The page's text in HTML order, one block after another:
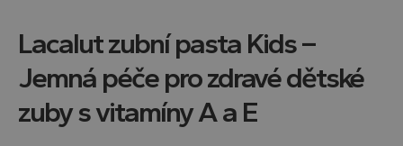
Lacalut zubní pasta Kids –
Jemná péče pro zdravé dětské
zuby s vitamíny A a E